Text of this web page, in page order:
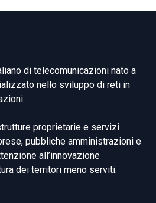
di telecomunicazioni nato a
nello sviluppo di reti in
proprietarie e servizi
pubbliche amministrazioni e
all’innovazione
dei territori meno serviti.